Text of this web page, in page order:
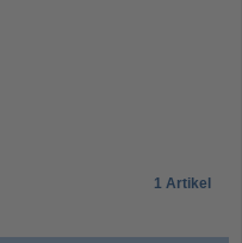
1 Artikel